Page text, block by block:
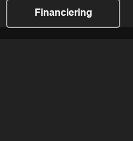
Financiering